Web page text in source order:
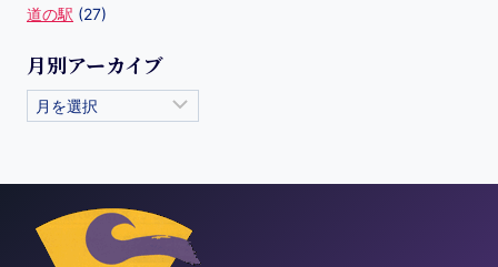
道の駅 (27)
月別アーカイブ